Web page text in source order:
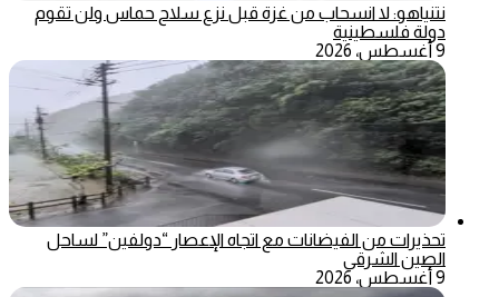
نتنياهو: لا انسحاب من غزة قبل نزع سلاح حماس ولن تقوم
دولة فلسطينية
9 أغسطس، 2026
تحذيرات من الفيضانات مع اتجاه الإعصار “دولفين” لساحل
الصين الشرقي
9 أغسطس، 2026